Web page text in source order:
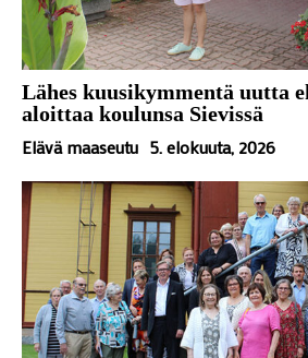
Lähes kuusikymmentä uutta
aloittaa koulunsa Sievissä
Elävä maaseutu 5. elokuuta, 2026